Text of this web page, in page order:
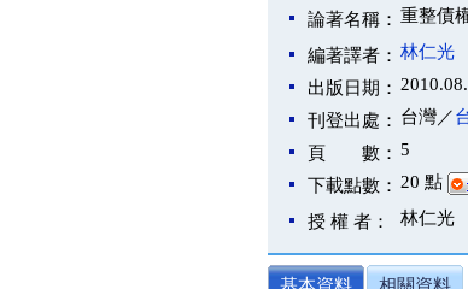
論著名稱： 重整債
編著譯者： 林仁光
出版日期：
刊登出處： 台灣／
頁 數： 5
下載點數： 20 點
授 權 者：
林仁光